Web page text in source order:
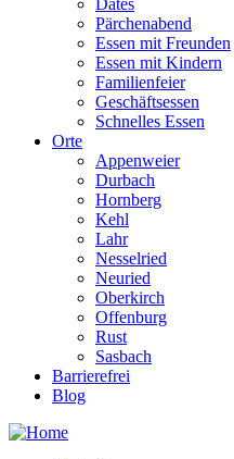
Dates
Pärchenabend
Essen mit Freunden
Essen mit Kindern
Familienfeier
Geschäftsessen
Schnelles Essen
Orte
Appenweier
Durbach
Hornberg
Kehl
Lahr
Nesselried
Neuried
Oberkirch
Offenburg
Rust
Sasbach
Barrierefrei
Blog